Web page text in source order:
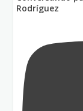
Rodríguez